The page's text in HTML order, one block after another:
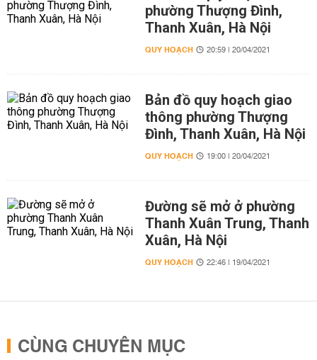
phường Thượng Đình,
Thanh Xuân, Hà Nội
QUY HOẠCH 20:59 | 20/04/2021
Bản đồ quy hoạch giao
thông phường Thượng
Đình, Thanh Xuân, Hà Nội
QUY HOẠCH 19:00 | 20/04/2021
Đường sẽ mở ở phường
Thanh Xuân Trung, Thanh
Xuân, Hà Nội
QUY HOẠCH 22:46 | 19/04/2021
CÙNG CHUYÊN MỤC